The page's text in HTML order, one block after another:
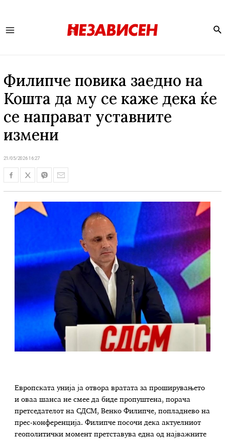
Филипче повика заедно на
Кошта да му се каже дека ќе
се направат уставните
измени
21/05/2026 16:27
Европската унија ја отвора вратата за проширувањето
и оваа шанса не смее да биде пропуштена, порача
претседателот на СДСМ, Венко Филипче, попладнево на
прес-конференција. Филипче посочи дека актуелниот
геополитички момент претставува една од најважните